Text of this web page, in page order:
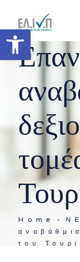
Home
του